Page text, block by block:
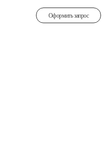
Оформить запрос